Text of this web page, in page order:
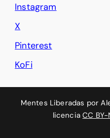
Instagram
X
Pinterest
KoFi
Mentes Liberadas por
licenciaCC BY-